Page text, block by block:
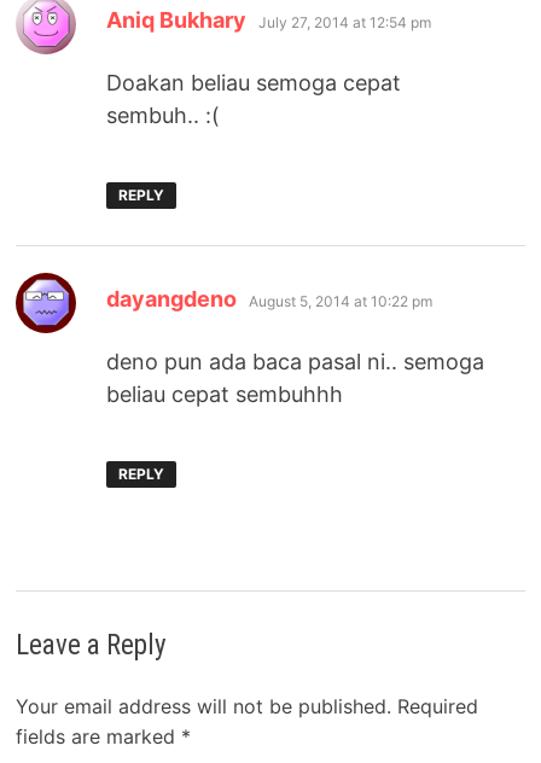
Aniq Bukhary says:
July 27, 2014 at 12:54 pm
Doakan beliau semoga cepat
sembuh.. :(
REPLY
dayangdeno says:
August 5, 2014 at 10:22 pm
deno pun ada baca pasal ni.. semoga
beliau cepat sembuhhh
REPLY
Leave a Reply
Your email address will not be published. Required
fields are marked *